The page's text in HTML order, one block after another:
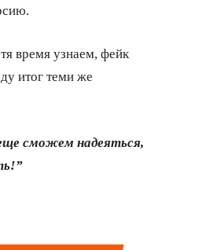
время узнаем, фейк
итог теми же
сможем надеяться,